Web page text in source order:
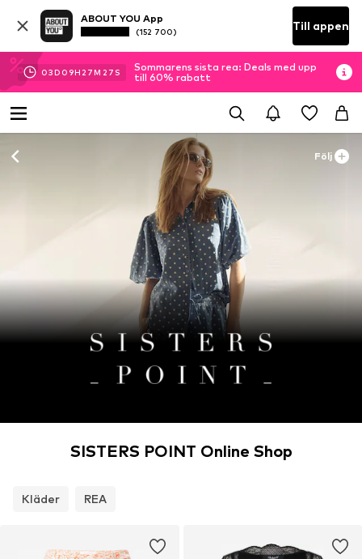
ABOUT YOU App
(152 700) Till appen
03D 09H 27M 26 S
Sommarens sista rea: Deals med upp
till 60% rabatt
Följ
SISTERS POINT Online Shop
Kläder REA